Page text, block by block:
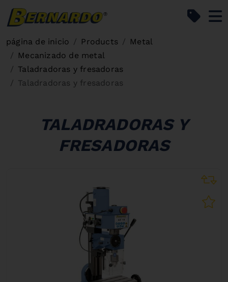
página de inicio Products
Metal
Mecanizado de metal
Taladradoras y fresadoras
Taladradoras y fresadoras
TALADRADORAS Y
FRESADORAS